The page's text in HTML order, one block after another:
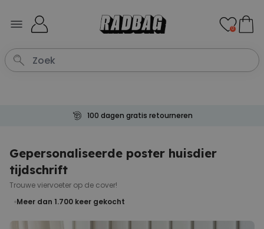
0
Betaal met Klarna
Gepersonaliseerde poster huisdier
tijdschrift
Trouwe viervoeter op de cover!
Meer dan 1.700 keer gekocht